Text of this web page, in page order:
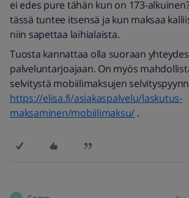
ei edes pure tähän kun on 173-
tässä tuntee itsensä ja kun maksaa
niin sapettaa laihialaista.
Tuosta kannattaa olla suoraan
palveluntarjoajaan. On myös
selvitystä mobiilimaksujen
https://elisa.fi/asiakaspalvelu/laskutus-
maksaminen/mobiilimaksu/ .